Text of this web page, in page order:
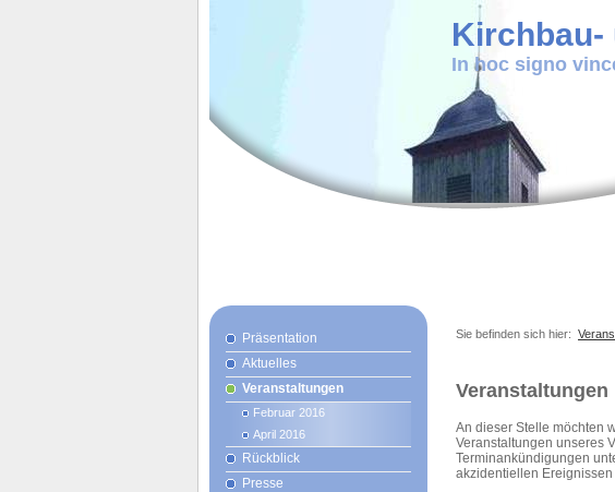
Kirchbau-
In hoc signo
Präsentation
Aktuelles
Veranstaltungen
Februar 2016
April 2016
Rückblick
Presse
Sie befinden sich hier:
Veranstaltungen
An dieser Stelle möchten
Veranstaltungen unseres
Terminankündigungen
akzidentiellen